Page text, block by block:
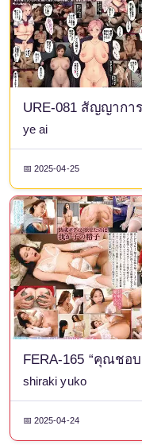
ye ai
📅 2025-04-25
shiraki yuko
📅 2025-04-24